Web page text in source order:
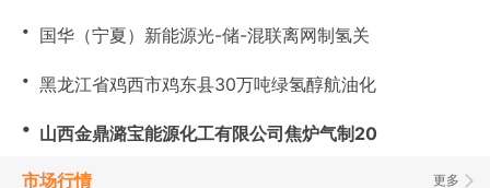
・ 国华（宁夏）新能源光-储-混联离网制氢关
・ 黑龙江省鸡西市鸡东县30万吨绿氢醇航油化
・ 山西金鼎潞宝能源化工有限公司焦炉气制20
更多
市场行情